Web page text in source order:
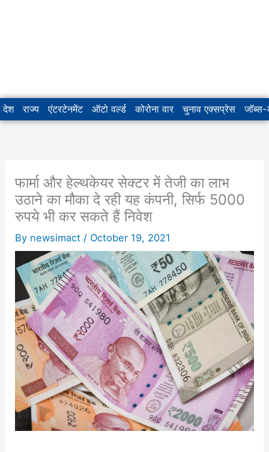
देश राज्य एंटरटेनमेंट ऑटो वर्ल्ड कोरोना वार चुनाव एक्सप्रेस जॉब्स-
फार्मा और हेल्थकेयर सेक्टर में तेजी का लाभ
उठाने का मौका दे रही यह कंपनी, सिर्फ 5000
रुपये भी कर सकते हैं निवेश
By newsimact / October 19, 2021